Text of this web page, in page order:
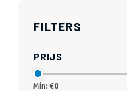
FILTERS
PRIJS
Min: €0